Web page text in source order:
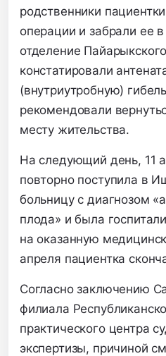
родственники
операции и забрали ее
отделение
констатировали
(внутриутробную)
рекомендовали
месту жительства.
На следующий день, 11
повторно поступила в
больницу с диагнозом
плода» и была
на оказанную
апреля пациентка
Согласно заключению
филиала
практического центра
экспертизы, причиной